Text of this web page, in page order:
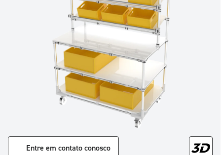
Entre em contato conosco